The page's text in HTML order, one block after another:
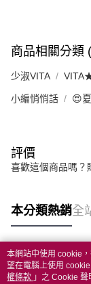
商品相關分類
少淑VITA
小編悄悄話 😍
評價
喜歡這個商品嗎？
本分類熱銷全
熱門標籤
本網站中使用 cookie
望在電腦上使用
權條款 」之 Cookie